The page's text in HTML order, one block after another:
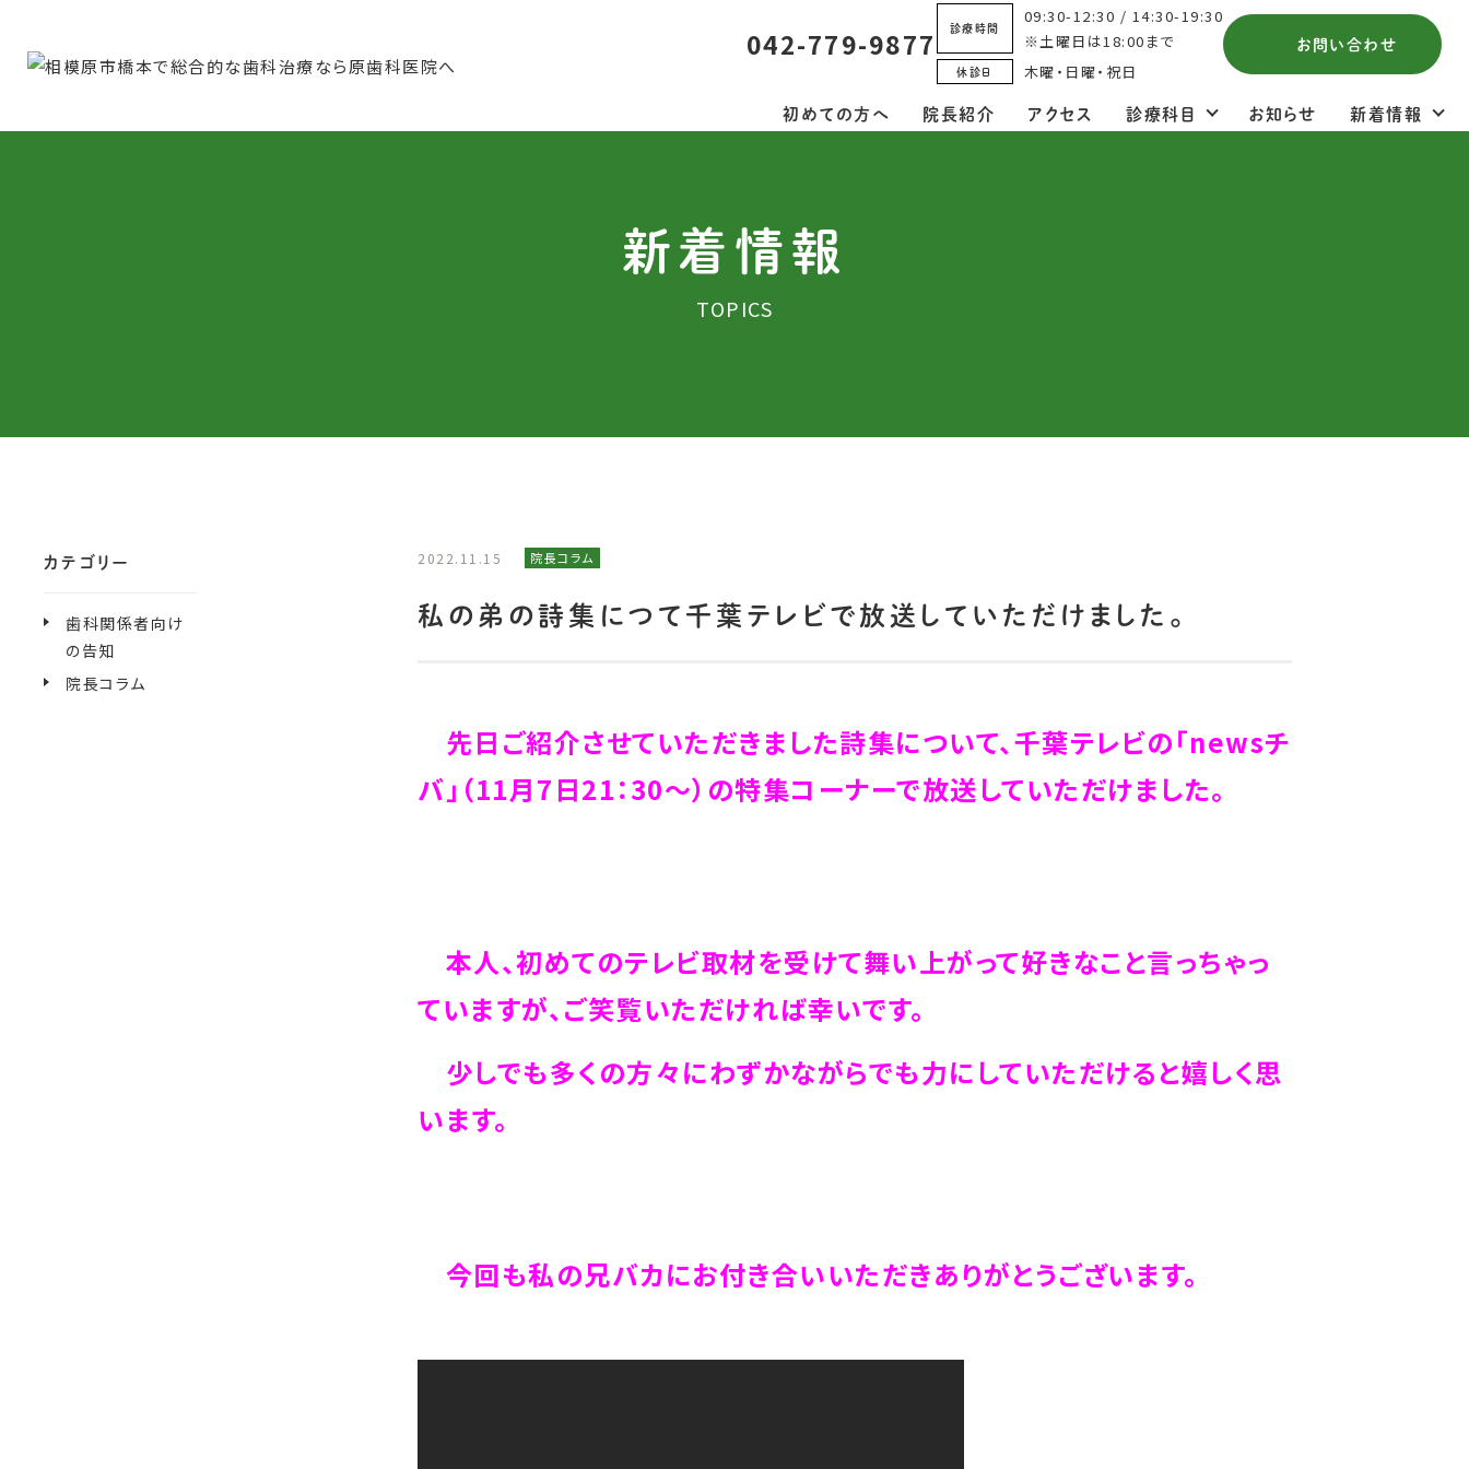
042-779-9877 診療時間
09:30-12:30 / 14:30-19:30
※土曜日は18:00まで
休診日 木曜・日曜・祝日
お問い合わせ
初めての方へ 院長紹介 アクセス 診療科目 お知らせ 新着情報
新着情報
TOPICS
カテゴリー
歯科関係者向け
の告知
院長コラム
2022.11.15 院長コラム
私の弟の詩集につて千葉テレビで放送していただけました。
先日ご紹介させていただきました詩集について、千葉テレビの「newsチ
バ」（11月7日21：30～）の特集コーナーで放送していただけました。
本人、初めてのテレビ取材を受けて舞い上がって好きなこと言っちゃっ
ていますが、ご笑覧いただければ幸いです。
少しでも多くの方々にわずかながらでも力にしていただけると嬉しく思
います。
今回も私の兄バカにお付き合いいただきありがとうございます。